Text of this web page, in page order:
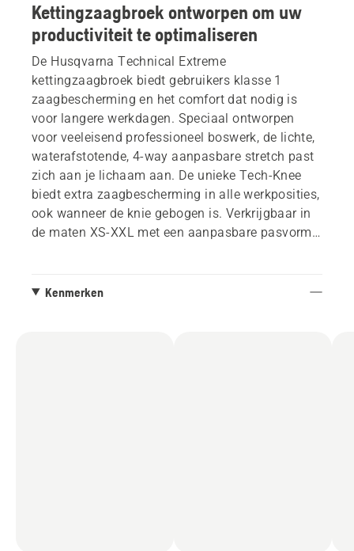
Kettingzaagbroek ontworpen om uw
productiviteit te optimaliseren
De Husqvarna Technical Extreme
kettingzaagbroek biedt gebruikers klasse 1
zaagbescherming en het comfort dat nodig is
voor langere werkdagen. Speciaal ontworpen
voor veeleisend professioneel boswerk, de lichte,
waterafstotende, 4-way aanpasbare stretch past
zich aan je lichaam aan. De unieke Tech-Knee
biedt extra zaagbescherming in alle werkposities,
ook wanneer de knie gebogen is. Verkrijgbaar in
de maten XS-XXL met een aanpasbare pasvorm
Kenmerken